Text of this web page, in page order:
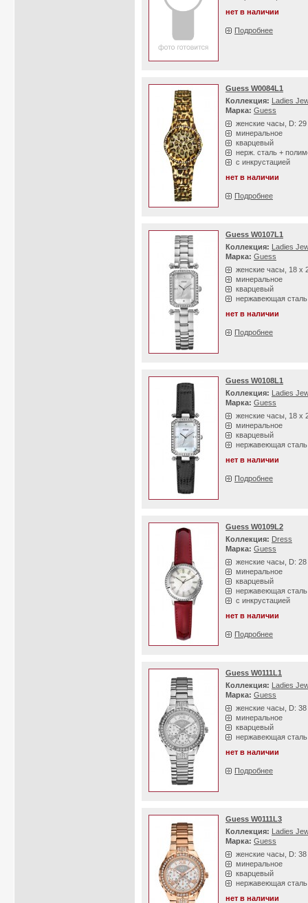
нет в наличии
Подробнее
Guess W0084L1
Коллекция: Ladies
Марка: Guess
женские часы, D:
минеральное
кварцевый
нерж. сталь +
с инкрустацией
нет в наличии
Подробнее
Guess W0107L1
Коллекция: Ladies
Марка: Guess
женские часы, 18 х
минеральное
кварцевый
нержавеющая сталь
нет в наличии
Подробнее
Guess W0108L1
Коллекция: Ladies
Марка: Guess
женские часы, 18 х
минеральное
кварцевый
нержавеющая сталь
нет в наличии
Подробнее
Guess W0109L2
Коллекция: Dress
Марка: Guess
женские часы, D:
минеральное
кварцевый
нержавеющая сталь
с инкрустацией
нет в наличии
Подробнее
Guess W0111L1
Коллекция: Ladies
Марка: Guess
женские часы, D:
минеральное
кварцевый
нержавеющая сталь
нет в наличии
Подробнее
Guess W0111L3
Коллекция: Ladies
Марка: Guess
женские часы, D:
минеральное
кварцевый
нержавеющая сталь
нет в наличии